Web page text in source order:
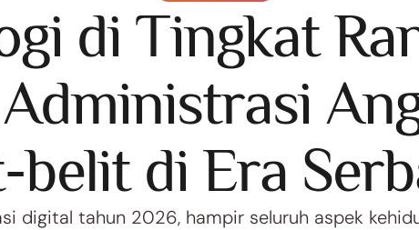
di Tingkat
belit di Era
digital tahun 2026, hampir seluruh aspek